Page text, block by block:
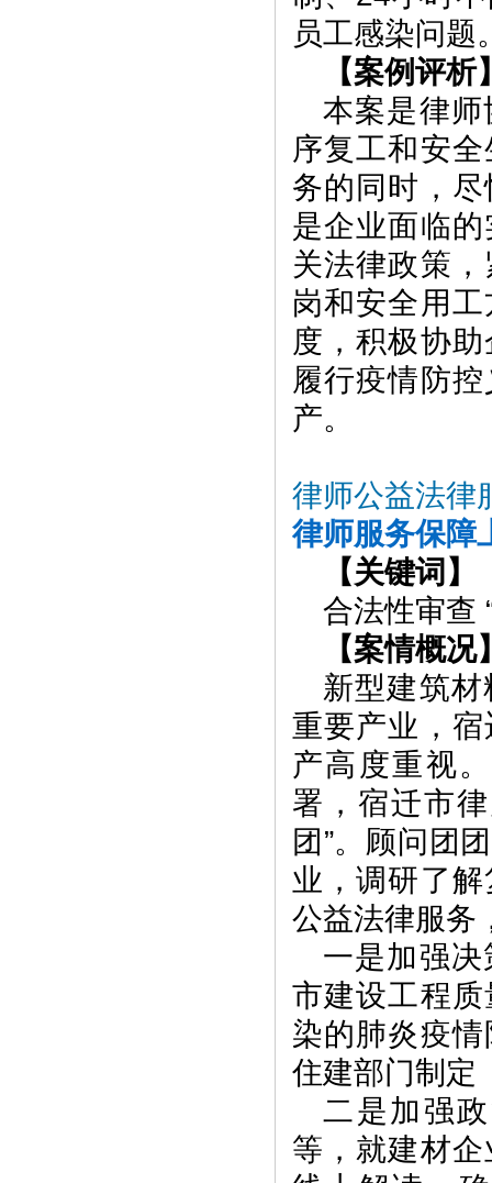
员工感染问题
【案例评析
本案是律
序复工和安
务的同时，
是企业面临
关法律政策
岗和安全用
度，积极协
履行疫情防
产。
律师公益法律
律师服务保障
【关键词】
合法性审查
【案情概况
新型建筑
重要产业，
产高度重视
署，宿迁市
团”。顾问团
业，调研了
公益法律服务
一是加强
市建设工程
染的肺炎疫
住建部门制定
二是加强
等，就建材